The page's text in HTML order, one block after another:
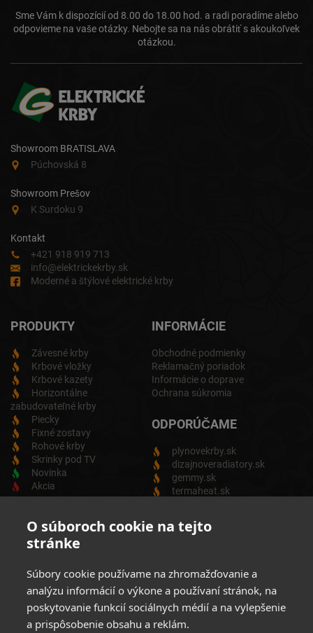
O súboroch cookie na tejto
stránke
Súbory cookie používame na zhromažďovanie a
analýzu informácií o výkone a používaní stránok, na
poskytovanie funkcií sociálnych médií a na vylepšenie
a prispôsobenie obsahu a reklám.
Sme Vám k dispozícií od 8.00 do 18.00 hod. a radi poradíme alebo
odpovieme na vaše otázky. Nebojte sa na nás obrátiť s akoukoľvek
otázkou.
Showroom BRATISLAVA
Púchovská 8
Showroom Prešov
K Surdoku 9
Kontakt
+421 918 919 713
info@elektrickekrby.sk
Moderné a štýlové elektrické krby
PRODUKTY
Závesné krby
Krbové vložky
Krbové kazety
Horizontálne
zabudovateľné krby
Piecky
Fixné zostavy
Rohové krby
Skrinky pod TV
Novinka
Akcia
INFORMÁCIE
Obchodné podmienky
Reklamačný poriadok
Informácie o doprave
Ochrana súkromia
ODPORÚČAME
plynovekrby.sk
dizajnoveradiatory.sk
gemmy.sk
termaheat.sk
ODBER NEWSLETTRA
Zadajte svoju e-mailovú adresu a budete vždy informovaný o
Elektrických produktov.